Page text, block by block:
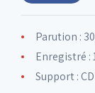
9. In
Parution :
Enregistré :
Support : CD